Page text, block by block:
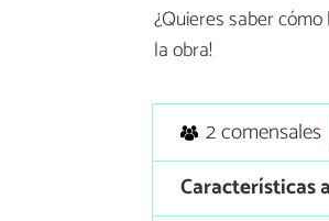
¿Quieres saber
la obra!
2 comensales
Características